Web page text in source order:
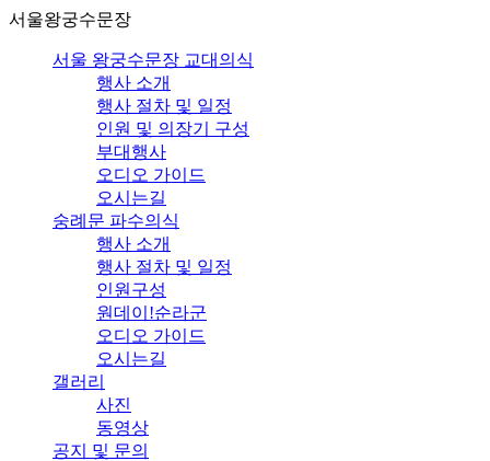
서울왕궁수문장
서울 왕궁수문장 교대의식
행사 소개
행사 절차 및 일정
인원 및 의장기 구성
부대행사
오디오 가이드
오시는길
숭례문 파수의식
행사 소개
행사 절차 및 일정
인원구성
원데이!순라군
오디오 가이드
오시는길
갤러리
사진
동영상
공지 및 문의